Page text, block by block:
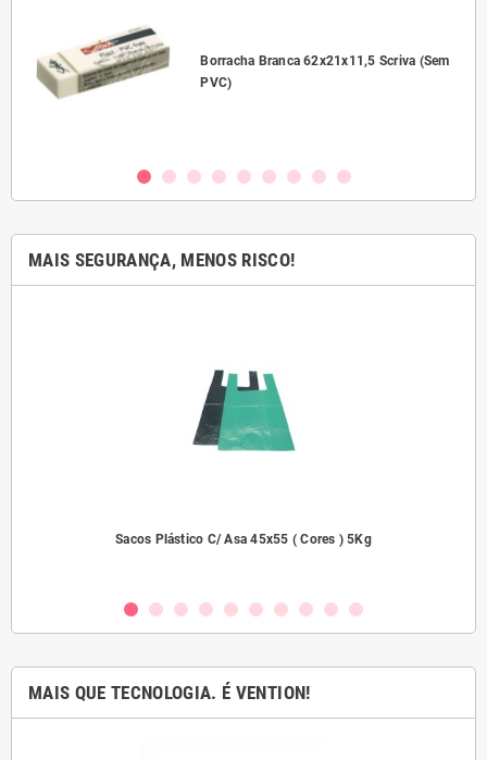
Borracha Branca 62x21x11,5 Scriva (Sem
PVC)
MAIS SEGURANÇA, MENOS RISCO!
Sacos Plástico C/ Asa 45x55 ( Cores ) 5Kg
MAIS QUE TECNOLOGIA. É VENTION!